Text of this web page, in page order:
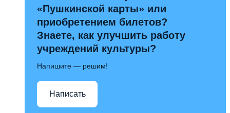
«Пушкинской карты» или
приобретением билетов?
Знаете, как улучшить работу
учреждений культуры?
Напишите — решим!
Написать